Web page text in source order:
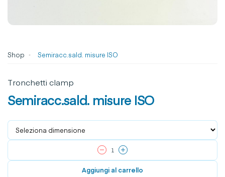
Shop Semiracc.sald. misure ISO
Tronchetti clamp
Semiracc.sald. misure ISO
Aggiungi al carrello